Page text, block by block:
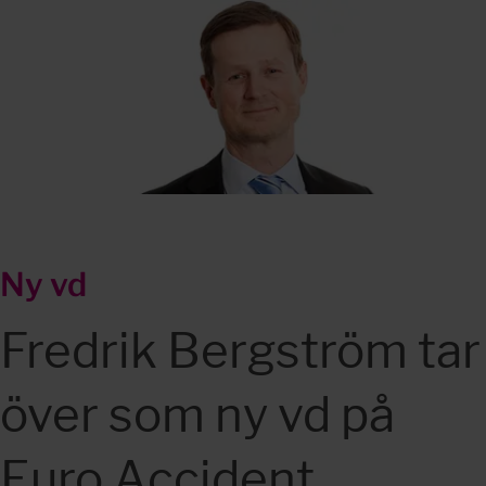
Ny vd
Fredrik Bergström tar
över som ny vd på